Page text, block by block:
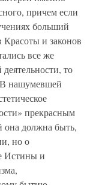
причем если
больший
Красоты и законов
все же
то
В нашумевшей
прекрасным
она должна быть,
но о
Истины и